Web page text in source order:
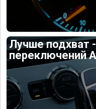
Лучше подхват
переключений